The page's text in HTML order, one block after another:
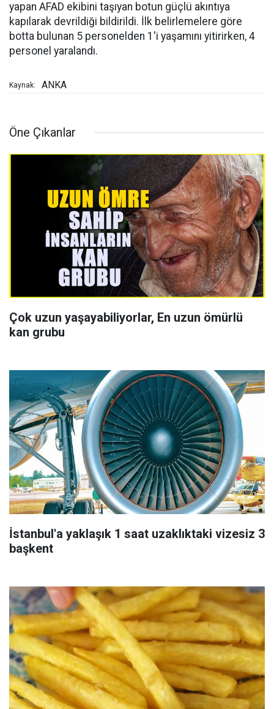
yapan AFAD ekibini taşıyan botun güçlü akıntıya
kapılarak devrildiği bildirildi. İlk belirlemelere göre
botta bulunan 5 personelden 1'i yaşamını yitirirken, 4
personel yaralandı.
Kaynak: ANKA
Öne Çıkanlar
Çok uzun yaşayabiliyorlar, En uzun ömürlü
kan grubu
İstanbul'a yaklaşık 1 saat uzaklıktaki vizesiz 3
başkent